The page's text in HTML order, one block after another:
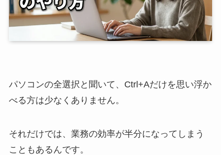
パソコンの全選択と聞いて、Ctrl+Aだけを思い浮か
べる方は少なくありません。
それだけでは、業務の効率が半分になってしまう
こともあるんです。